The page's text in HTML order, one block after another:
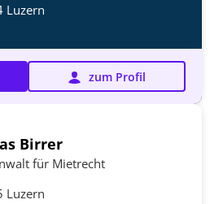
Luzern
zum Profil
Birrer
für Mietrecht
Luzern